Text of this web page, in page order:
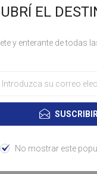
🛫
🏖️
🚗
EL
y enterante de todas
No mostrar este